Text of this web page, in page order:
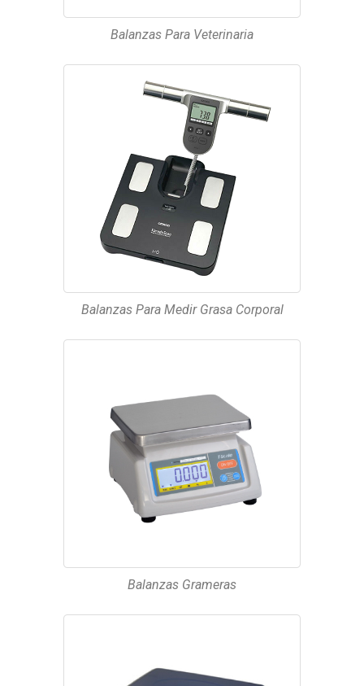
Balanzas Para Veterinaria
Balanzas Para Medir Grasa Corporal
Balanzas Grameras